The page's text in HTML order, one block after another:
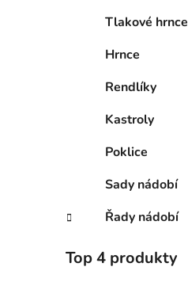
Tlakové hrnce
Hrnce
Rendlíky
Kastroly
Poklice
Sady nádobí
Řady nádobí
Top 4 produkty